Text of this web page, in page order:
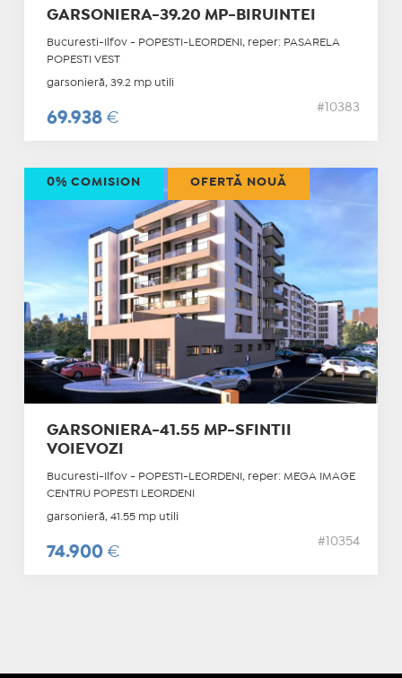
GARSONIERA-39.20 MP-BIRUINTEI
Bucuresti-Ilfov - POPESTI-LEORDENI, reper: PASARELA
POPESTI VEST
garsonieră, 39.2 mp utili
69.938 €
#10383
GARSONIERA-41.55 MP-SFINTII
VOIEVOZI
Bucuresti-Ilfov - POPESTI-LEORDENI, reper: MEGA IMAGE
CENTRU POPESTI LEORDENI
garsonieră, 41.55 mp utili
74.900 €
#10354
0% COMISION OFERTĂ NOUĂ